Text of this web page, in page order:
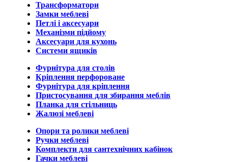
Трансформатори
Замки меблеві
Петлі і аксесуари
Механізми підйому
Аксесуари для кухонь
Системи ящиків
Фурнітура для столів
Кріплення перфороване
Фурнітура для кріплення
Пристосування для збирання меблів
Планка для стільниць
Жалюзі меблеві
Опори та ролики меблеві
Ручки меблеві
Комплекти для сантехнічних кабінок
Гачки меблеві